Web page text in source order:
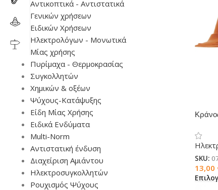
Αντικοπτικά - Αντιστατικά
Γενικών χρήσεων
Ειδικών Χρήσεων
Ηλεκτρολόγων - Μονωτικά
Μίας χρήσης
Πυρίμαχα - Θερμοκρασίας
Συγκολλητών
Χημικών & οξέων
Ψύχους-Κατάψυξης
Είδη Μίας Χρήσης
Ειδικά Ενδύματα
Multi-Norm
Αντιστατική ένδυση
Διαχείριση Αμιάντου
Ηλεκτροσυγκολλητών
Ρουχισμός Ψύχους
SKU:
13,00